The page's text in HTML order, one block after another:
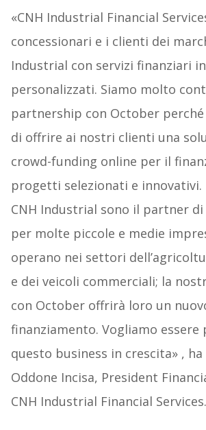
«CNH Industrial Financial
concessionari e i clienti dei
Industrial con servizi finanziari
personalizzati. Siamo molto
partnership con October
di offrire ai nostri clienti una
crowd-funding online per il
progetti selezionati e innovativi.
CNH Industrial sono il partner
per molte piccole e medie
operano nei settori
e dei veicoli commerciali; la
con October offrirà loro un
finanziamento. Vogliamo essere
questo business in crescita» ,
Oddone Incisa, President
CNH Industrial Financial Services.